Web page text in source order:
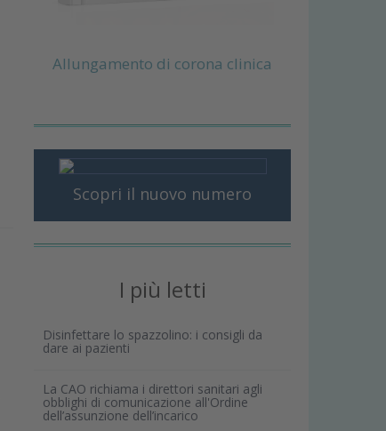
Allungamento di corona clinica
Scopri il nuovo numero
I più letti
Disinfettare lo spazzolino: i consigli da
dare ai pazienti
La CAO richiama i direttori sanitari agli
obblighi di comunicazione all'Ordine
dell’assunzione dell’incarico